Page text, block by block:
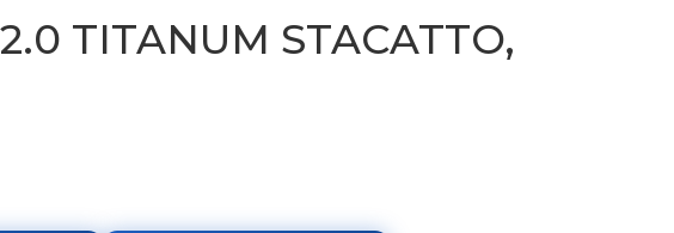
TITANUM STACATTO,